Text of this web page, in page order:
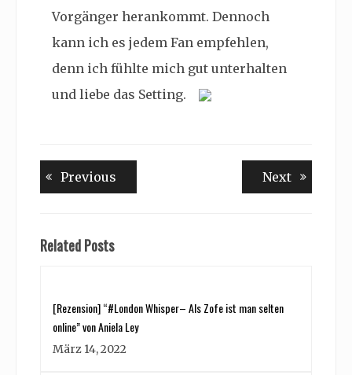
Vorgänger herankommt. Dennoch
kann ich es jedem Fan empfehlen,
denn ich fühlte mich gut unterhalten
und liebe das Setting.
Beitragsnavigation
Previous NextNext
Related Posts
[Rezension] “#London Whisper– Als Zofe ist man selten
online” von Aniela Ley
März 14, 2022